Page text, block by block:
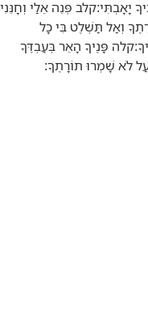
יָאָבְתִּי:קלב פְּנֵה אֵלַי וְחָנֵּנִי
וְאַל תַּשְׁלֶט בִּי כָל
קלה פָּנֶיךָ הָאֵר בְּעַבְדֶּךָ
עַל לֹא שָׁמְרוּ תוֹרָתֶךָ: